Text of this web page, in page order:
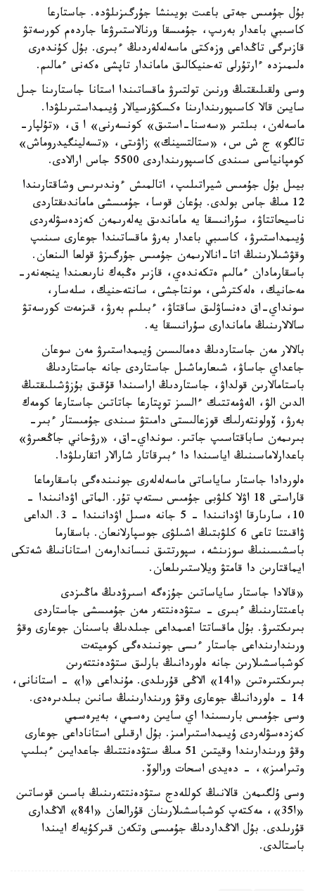
بۇل جۇمىس جەتى باعىت بويىنشا جۇرگىزىلۋدە. جاستارعا
كاسىبي باعدار بەرىپ، جۇمىسقا ورنالاستىرۋعا جاردەم كورسەتۋ
قازىرگى تاڭداعى وزەكتى ماسەلەلەردىڭ ءبىرى. بۇل كۇندەرى
ەلىمىزدە ءارتۇرلى تەحنيكالىق ماماندار تاپشى ەكەنى ءمالىم.
وسى ولقىلىقتىڭ ورنىن تولتىرۋ ماقساتىندا استانا جاستارىنا جىل
سايىن قالا كاسىپورىندارىنا ەكسكۋرسيالار ۇيىمداستىرىلۋدا.
ماسەلەن، بىلتىر «سەسنا-استىق» كونسەرنى» ا ق، «تۇلپار-
تالگو» ج ش س، «ستالتسينك» زاۋىتى، «تسەلينگيدروماش»
كومپانياسى سىندى كاسىپورىنداردى 5500 جاس ارالادى.
بيىل بۇل جۇمىس شيراتىلىپ، اتالمىش ءوندىرىس وشاقتارىندا
12 مىڭ جاس بولدى. بۇعان قوسا، جۇمىسشى ماماندىقتاردى
ناسيحاتتاۋ، سۇرانىسقا يە ماماندىق يەلەرىمەن كەزدەسۋلەردى
ۇيىمداستىرۋ، كاسىبي باعدار بەرۋ ماقساتىندا جوعارى سىنىپ
وقۋشىلارىنىڭ اتا-انالارىمەن جۇمىس جۇرگىزۋ قولعا الىنعان.
باسقارمادان ءمالىم ەتكەندەي، قازىر ەڭبەك نارىعىندا ينجەنەر-
مەحانيك، ەلەكترشى، مونتاجشى، سانتەحنيك، سلەسار،
سونداي-اق دەنساۋلىق ساقتاۋ، ءبىلىم بەرۋ، قىزمەت كورسەتۋ
سالالارىنىڭ ماماندارى سۇرانىسقا يە.
بالالار مەن جاستاردىڭ دەمالىسىن ۇيىمداستىرۋ مەن سوعان
جاعداي جاساۋ، شىعارماشىل جاستاردى جانە جاستاردىڭ
باستامالارىن قولداۋ، جاستاردىڭ اراسىندا قۇقىق بۇزۋشىلىقتىڭ
الدىن الۋ، الەۋمەتتىك ءالسىز توپتارعا جاتاتىن جاستارعا كومەك
بەرۋ، ۆولونتەرلىك قوزعالىستى دامىتۋ سىندى جۇمىستار ءبىر-
بىرىمەن ساباقتاسىپ جاتىر. سونداي-اق، «رۋحاني جاڭعىرۋ»
باعدارلاماسىنىڭ اياسىندا دا ءبىرقاتار شارالار اتقارىلۋدا.
ەلوردادا جاستار ساياساتى ماسەلەلەرى جونىندەگى باسقارماعا
قاراستى 18 اۋلا كلۋبى جۇمىس ىستەپ تۇر. الماتى اۋدانىندا -
10، سارىارقا اۋدانىندا - 5 جانە ەسىل اۋدانىندا - 3. الداعى
ۋاقىتتا تاعى 6 كلۋبتىڭ اشىلۋى جوسپارلانعان. باسقارما
باسشىسىنىڭ سوزىنشە، سپورتتىق نىساندارمەن استانانىڭ شەتكى
ايماقتارىن دا قامتۋ ويلاستىرىلعان.
«قالادا جاستار ساياساتىن جۇزەگە اسىرۋدىڭ ماڭىزدى
باعىتتارىنىڭ ءبىرى - ستۋدەنتتەر مەن جۇمىسشى جاستاردى
بىرىكتىرۋ. بۇل ماقساتتا اعىمداعى جىلدىڭ باسىنان جوعارى وقۋ
ورىندارىنداعى جاستار ءىسى جونىندەگى كوميتەت
كوشباسشىلارىن جانە ەلوردانىڭ بارلىق ستۋدەنتتەرىن
بىرىكتىرەتىن «ا14» الاڭى قۇرىلدى. مۇنداعى «ا» - استانانى،
14 - ەلوردانىڭ جوعارى وقۋ ورىندارىنىڭ سانىن بىلدىرەدى.
وسى جۇمىس بارىسىندا اي سايىن رەسمي، بەيرەسمي
كەزدەسۋلەردى ۇيىمداستىرامىز. بۇل ارقىلى استاناداعى جوعارى
وقۋ ورىندارىندا وقيتىن 51 مىڭ ستۋدەنتتىڭ جاعدايىن ءبىلىپ
وتىرامىز»، - دەيدى اسحات ورالوۆ.
وسى ۇلگىمەن قالانىڭ كوللەدج ستۋدەنتتەرىنىڭ باسىن قوساتىن
«ا35»، مەكتەپ كوشباسشىلارىنان قۇرالعان «ا84» الاڭدارى
قۇرىلدى. بۇل الاڭداردىڭ جۇمىسى وتكەن قىركۇيەك ايىندا
باستالدى.